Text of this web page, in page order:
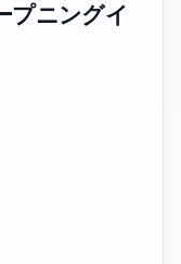
プニングイ